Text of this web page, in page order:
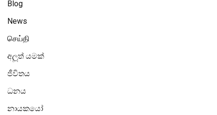
Blog
News
செய்தி
අලූත් යමක්
ජීවිතය
ධනය
නායකයෝ